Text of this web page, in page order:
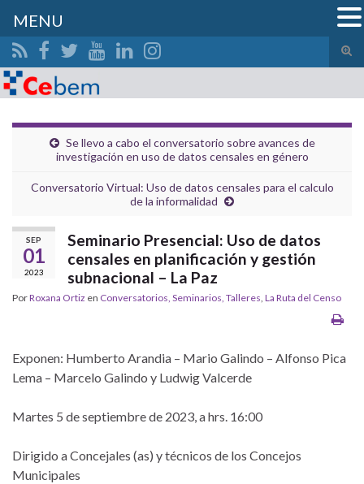
el
Search for:
Se llevo a cabo el conversatorio sobre avances de
investigación en uso de datos censales en género
Conversatorio Virtual: Uso de datos censales para el calculo
de la informalidad
SEP
01
2023
Seminario Presencial: Uso de datos
censales en planificación y gestión
subnacional – La Paz
PorRoxana Ortiz en Conversatorios, Seminarios, Talleres, La Ruta del Censo
Exponen: Humberto Arandia – Mario Galindo – Alfonso Pica
Lema – Marcelo Galindo y Ludwig Valcerde
Martes 5 de septiembre de 2023, a hrs. 16:00
Dirigido a Concejales (as) y técnicos de los Concejos
Municipales
MENU